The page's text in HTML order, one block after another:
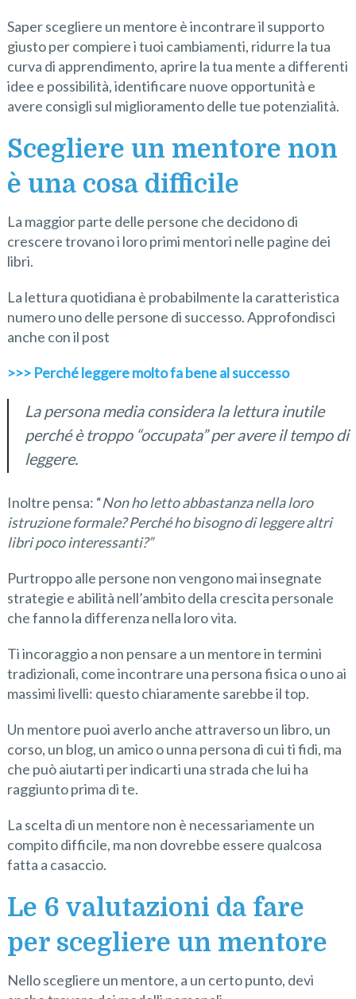
Saper scegliere un mentore è incontrare il supporto
giusto per compiere i tuoi cambiamenti, ridurre la tua
curva di apprendimento, aprire la tua mente a differenti
idee e possibilità, identificare nuove opportunità e
avere consigli sul miglioramento delle tue potenzialità.
Scegliere un mentore non
è una cosa difficile
La maggior parte delle persone che decidono di
crescere trovano i loro primi mentori nelle pagine dei
libri.
La lettura quotidiana è probabilmente la caratteristica
numero uno delle persone di successo. Approfondisci
anche con il post
>>> Perché leggere molto fa bene al successo
La persona media considera la lettura inutile
perché è troppo “occupata” per avere il tempo di
leggere.
Inoltre pensa: “Non ho letto abbastanza nella loro
istruzione formale? Perché ho bisogno di leggere altri
libri poco interessanti?”
Purtroppo alle persone non vengono mai insegnate
strategie e abilità nell’ambito della crescita personale
che fanno la differenza nella loro vita.
Ti incoraggio a non pensare a un mentore in termini
tradizionali, come incontrare una persona fisica o uno ai
massimi livelli: questo chiaramente sarebbe il top.
Un mentore puoi averlo anche attraverso un libro, un
corso, un blog, un amico o unna persona di cui ti fidi, ma
che può aiutarti per indicarti una strada che lui ha
raggiunto prima di te.
La scelta di un mentore non è necessariamente un
compito difficile, ma non dovrebbe essere qualcosa
fatta a casaccio.
Le 6 valutazioni da fare
per scegliere un mentore
Nello scegliere un mentore, a un certo punto, devi